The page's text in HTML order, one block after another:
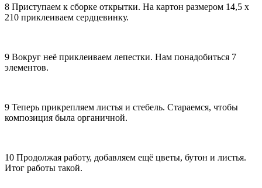
8 Приступаем к сборке открытки. На картон размером 14,5 х
210 приклеиваем сердцевинку.
9 Вокруг неё приклеиваем лепестки. Нам понадобиться 7
элементов.
9 Теперь прикрепляем листья и стебель. Стараемся, чтобы
композиция была органичной.
10 Продолжая работу, добавляем ещё цветы, бутон и листья.
Итог работы такой.